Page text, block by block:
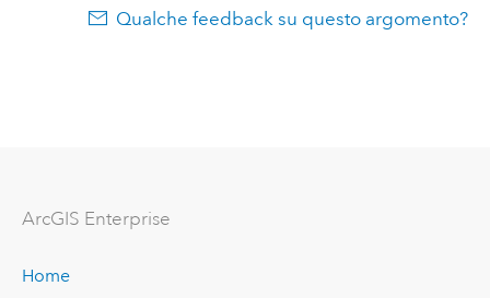
Qualche feedback su questo argomento?
ArcGIS Enterprise
Home